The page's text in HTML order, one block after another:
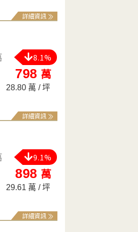
詳細資訊
8.1%
798 萬
28.80 萬 / 坪
詳細資訊
9.1%
898 萬
29.61 萬 / 坪
詳細資訊